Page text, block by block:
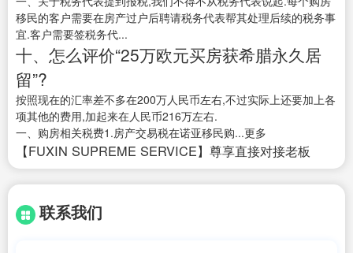
移民的客户需要在房产过户后聘请税务代表帮其处理后续的税务事
宜.客户需要签税务代...
十、怎么评价“25万欧元买房获希腊永久居
留”?
按照现在的汇率差不多在200万人民币左右,不过实际上还要加上各
项其他的费用,加起来在人民币216万左右.
一、购房相关税费1.房产交易税在诺亚移民购...更多
【FUXIN SUPREME SERVICE】尊享直接对接老板
联系我们